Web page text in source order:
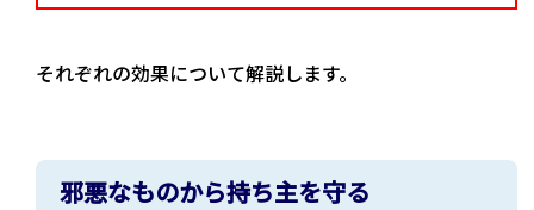
それぞれの効果について解説します。
邪悪なものから持ち主を守る